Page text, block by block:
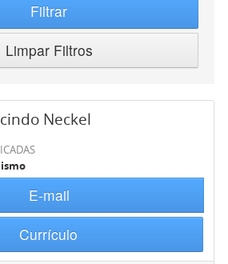
Filtrar
Limpar Filtros
Neckel
E-mail
Currículo